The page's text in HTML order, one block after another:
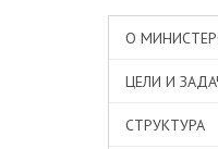
О
ЦЕЛИ И
СТРУКТУРА